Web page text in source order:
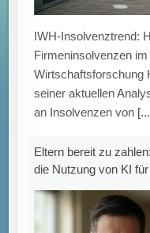
IWH-Insolvenztrend:
Firmeninsolvenzen
Wirtschaftsforschung
seiner aktuellen
an Insolvenzen von
Eltern bereit zu
die Nutzung von KI